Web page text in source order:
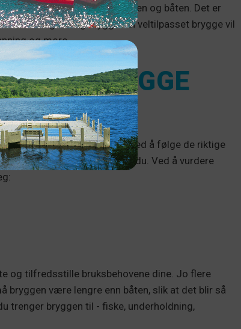
som påvirker bruken av sjøen og båten. Det er
til å velge riktig brygge. En veltilpasset brygge vil
og moro.
BRYGGE
ved sjøen. Ved å følge de riktige
gjør, jo bedre forberedt er du. Ved å vurdere
og tilfredsstille bruksbehovene dine. Jo flere
bryggen være lengre enn båten, slik at det blir så
trenger bryggen til - fiske, underholdning,